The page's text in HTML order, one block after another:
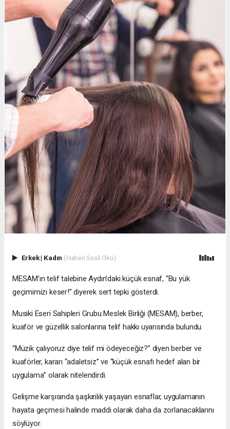
Erkek| Kadın (Haberi Sesli Oku)
MESAM’ın telif talebine Aydın’daki küçük esnaf, “Bu yük
geçimimizi keser!” diyerek sert tepki gösterdi.
Musiki Eseri Sahipleri Grubu Meslek Birliği (MESAM), berber,
kuaför ve güzellik salonlarına telif hakkı uyarısında bulundu.
“Müzik çalıyoruz diye telif mi ödeyeceğiz?” diyen berber ve
kuaförler, kararı “adaletsiz” ve “küçük esnafı hedef alan bir
uygulama” olarak nitelendirdi.
Gelişme karşısında şaşkınlık yaşayan esnaflar, uygulamanın
hayata geçmesi halinde maddi olarak daha da zorlanacaklarını
söylüyor.